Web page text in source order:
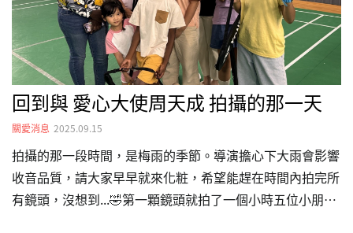
回到與 愛心大使周天成 拍攝的那一天
關愛消息 2025.09.15
拍攝的那一段時間，是梅雨的季節。導演擔心下大雨會影響
收音品質，請大家早早就來化粧，希望能趕在時間內拍完所
有鏡頭，沒想到...🤣第一顆鏡頭就拍了一個小時五位小朋友